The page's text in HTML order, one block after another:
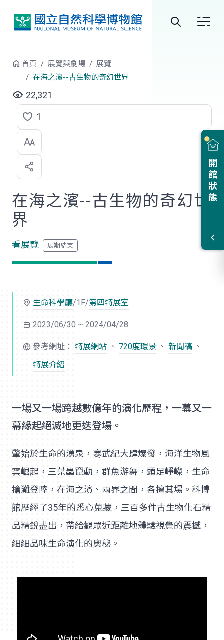
開館狀態
首頁 展覽與劇場
展覽
在海之濱--古生物的奇幻世界
22,321
點
選
喜
歡
1
在海之濱--古生物的奇幻世
界
看展覽
生命科學廳/1F/第四特展室
2023/06/30 ~ 2024/04/28
參考網址： 特展網站 、 720度環景 、 新聞稿 、
特展介紹
一場又一場跨越數億年的演化歷程，一幕又一
幕緣起絕滅地更迭登場。
肇始於生命的湧泉，寒武紀大肆爆發，海洋生物風
雲崛起，三葉蟲竄動，群魚游舞，頭足崢嶸，生命
搶灘登陸，在海之濱、兩界之間，各擅其場。科博
館歷經了35年的悉心蒐藏，三百多件古生物化石精
品精銳盡出，帶給觀眾近距離地體驗視覺的震撼，
細細品味生命演化的奧秘。